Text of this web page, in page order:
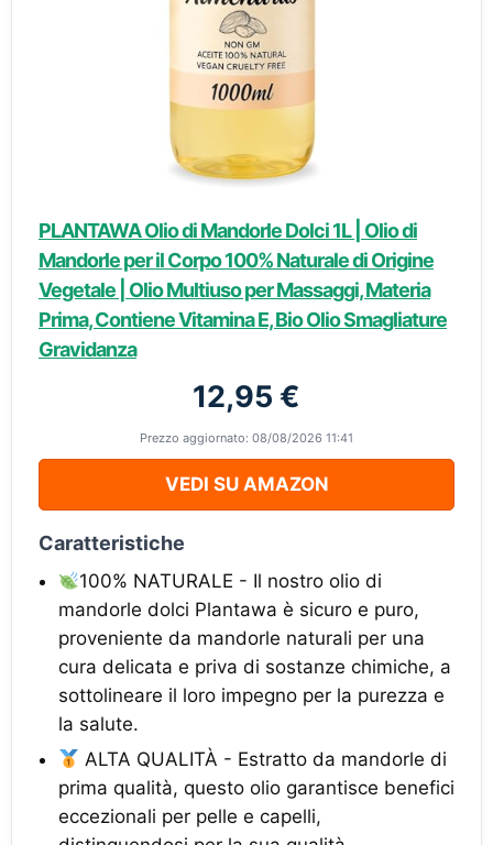
PLANTAWA Olio di Mandorle Dolci 1L | Olio di
Mandorle per il Corpo 100% Naturale di Origine
Vegetale | Olio Multiuso per Massaggi, Materia
Prima, Contiene Vitamina E, Bio Olio Smagliature
Gravidanza
12,95 €
Prezzo aggiornato: 08/08/2026 11:41
VEDI SU AMAZON
Caratteristiche
100% NATURALE - Il nostro olio di
mandorle dolci Plantawa è sicuro e puro,
proveniente da mandorle naturali per una
cura delicata e priva di sostanze chimiche, a
sottolineare il loro impegno per la purezza e
la salute.
ALTA QUALITÀ - Estratto da mandorle di
prima qualità, questo olio garantisce benefici
eccezionali per pelle e capelli,